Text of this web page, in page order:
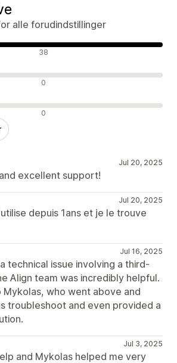
alle forudindstillinger
38
0
0
Jul 20, 2025
excellent support!
Jul 20, 2025
depuis 1ans et je le trouve
Jul 16, 2025
technical issue involving a third-
Align team was incredibly helpful.
Mykolas, who went above and
troubleshoot and even provided a
Jul 3, 2025
and Mykolas helped me very